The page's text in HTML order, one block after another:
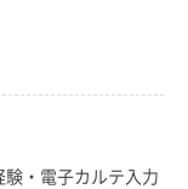
・電子カルテ入力